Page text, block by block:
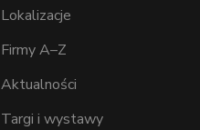
Lokalizacje
Firmy A–Z
Aktualności
Targi i wystawy